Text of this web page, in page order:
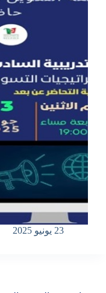
23 يونيو 2025